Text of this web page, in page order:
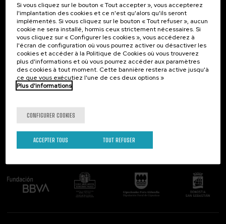
Contact
Palacio Miramar
Paseo de Miraconcha, 48
20007 Donostia / San Sebastián
Gipuzkoa, Spain
Contactez-nous!
Intéressant...
Activités précédentes
Suivez-nous
Si vous cliquez sur le bouton « Tout accepter », vous accepterez
l'implantation des cookies et ce n'est qu'alors qu'ils seront
implémentés. Si vous cliquez sur le bouton « Tout refuser », aucun
cookie ne sera installé, hormis ceux strictement nécessaires. Si
vous cliquez sur « Configurer les cookies », vous accéderez à
l'écran de configuration où vous pourrez activer ou désactiver les
cookies et accéder à la Politique de Cookies où vous trouverez
plus d'informations et où vous pourrez accéder aux paramètres
des cookies à tout moment. Cette bannière restera active jusqu'à
ce que vous exécutiez l'une de ces deux options »
Plus d'informations
CONFIGURER COOKIES
TOUT REFUSER
ACCEPTER TOUS